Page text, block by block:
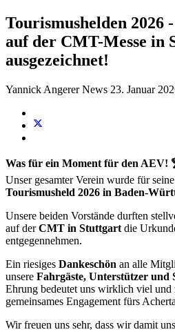
Tourismushelden 2026
auf der CMT-Messe in
ausgezeichnet!
Yannick Angerer News 23. Januar
Was für ein Moment für den AEV!
Unser gesamter Verein wurde für
Tourismusheld 2026 in Baden-
Unsere beiden Vorstände durften
auf derCMT in Stuttgart die
entgegennehmen.
Ein riesiges Dankeschön an alle
unsere Fahrgäste, Unterstützer und
Ehrung bedeutet uns wirklich viel und
gemeinsames Engagement fürs
Wir freuen uns sehr, dass wir damit